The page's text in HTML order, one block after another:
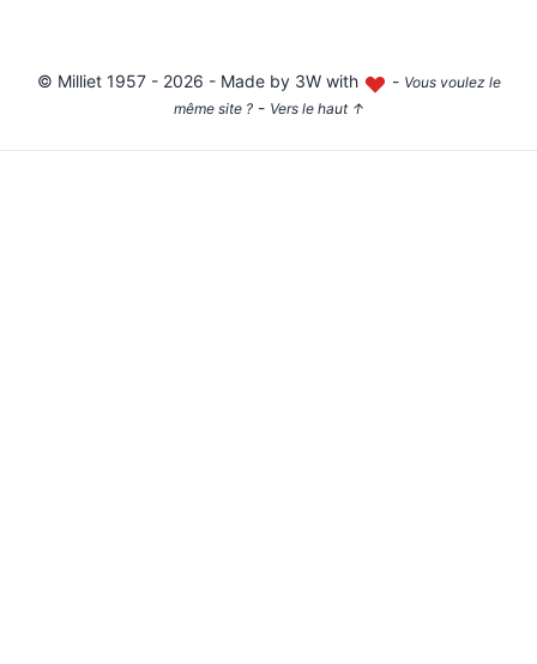
© Milliet1957 - 2026 - Made by 3W with - Vous voulez le
même site ?- Vers le haut ↑